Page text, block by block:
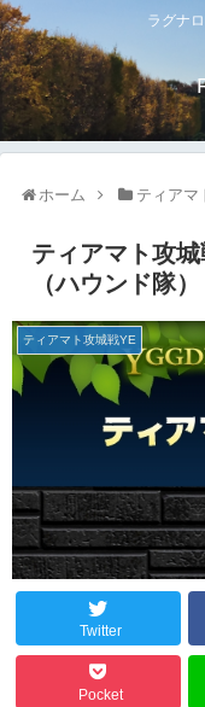
ラグナ
ホーム ティアマ
ティアマト攻
（ハウンド隊）
ティアマト攻城戦YE
Twitter
Pocket